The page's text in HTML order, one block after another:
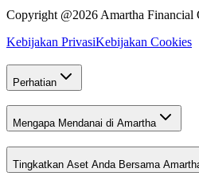
Copyright @2026 Amartha Financial
Kebijakan PrivasiKebijakan Cookies
Perhatian
Mengapa Mendanai di Amartha
Tingkatkan Aset Anda Bersama